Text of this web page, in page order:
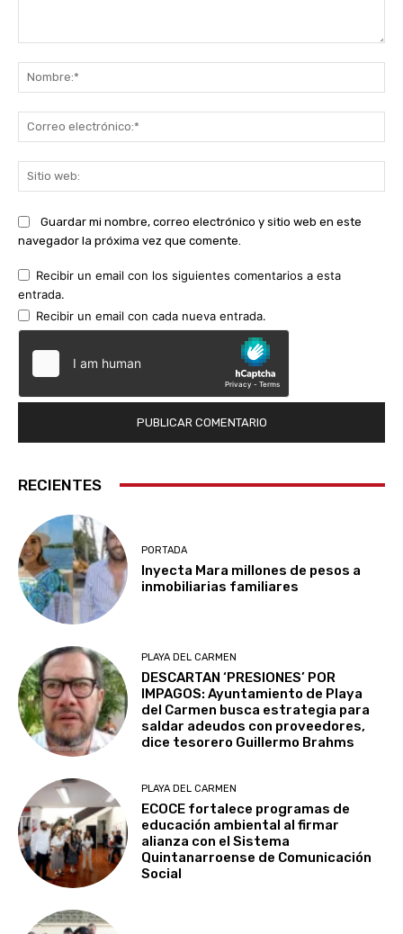
Guardar mi nombre, correo electrónico y sitio web en este
navegador la próxima vez que comente.
Recibir un email con los siguientes comentarios a esta
entrada.
Recibir un email con cada nueva entrada.
RECIENTES
PORTADA
Inyecta Mara millones de pesos a
inmobiliarias familiares
PLAYA DEL CARMEN
DESCARTAN ‘PRESIONES’ POR
IMPAGOS: Ayuntamiento de Playa
del Carmen busca estrategia para
saldar adeudos con proveedores,
dice tesorero Guillermo Brahms
PLAYA DEL CARMEN
ECOCE fortalece programas de
educación ambiental al firmar
alianza con el Sistema
Quintanarroense de Comunicación
Social